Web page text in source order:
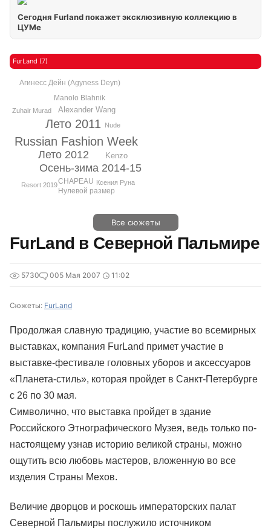
Сегодня Furland покажет эксклюзивную коллекцию в
ЦУМе
FurLand (7)
Russian Fashion Week
Лето 2011
Лето 2012
Осень-зима 2014-15
Alexander Wang
Kenzo
CHAPEAU
Manolo Blahnik
Нулевой размер
Агинесс Дейн (Agyness Deyn)
Zuhair Murad
Nude
Ксения Руна
Resort 2019
Все сюжеты
FurLand в Северной Пальмире
5730 005 Мая 2007 11:02
Сюжеты: FurLand
Продолжая славную традицию, участие во всемирных
выставках, компания FurLand примет участие в
выставке-фестивале головных уборов и аксессуаров
«Планета-стиль», которая пройдет в Санкт-Петербурге
с 26 по 30 мая.
Символично, что выставка пройдет в здание
Российского Этнографического Музея, ведь только по-
настоящему узнав историю великой страны, можно
ощутить всю любовь мастеров, вложенную во все
изделия Страны Мехов.
Величие дворцов и роскошь императорских палат
Северной Пальмиры послужило источником